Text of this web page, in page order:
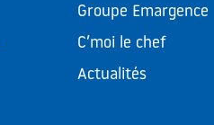
Groupe Emargence
C’moi le chef
Actualités